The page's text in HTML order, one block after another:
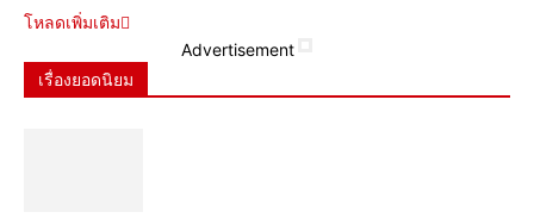
โหลดเพิ่มเติม
Advertisement
เรื่องยอดนิยม